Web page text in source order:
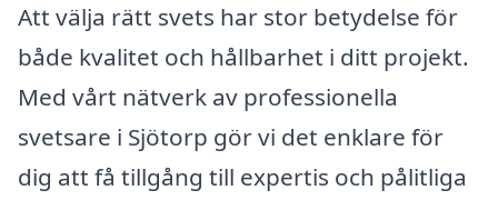
Att välja rätt svets har stor betydelse för
både kvalitet och hållbarhet i ditt projekt.
Med vårt nätverk av professionella
svetsare i Sjötorp gör vi det enklare för
dig att få tillgång till expertis och pålitliga